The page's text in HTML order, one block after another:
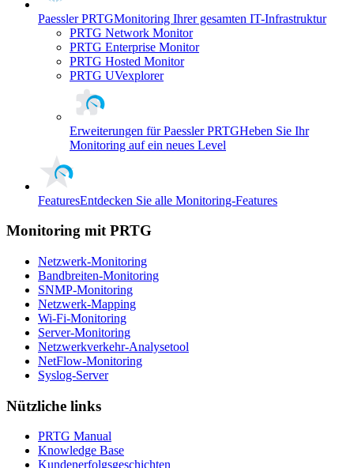
Paessler PRTGMonitoring Ihrer gesamten IT-Infrastruktur
PRTG Network Monitor
PRTG Enterprise Monitor
PRTG Hosted Monitor
PRTG UVexplorer
Erweiterungen für Paessler PRTGHeben Sie Ihr
Monitoring auf ein neues Level
FeaturesEntdecken Sie alle Monitoring-Features
Monitoring mit PRTG
Netzwerk-Monitoring
Bandbreiten-Monitoring
SNMP-Monitoring
Netzwerk-Mapping
Wi-Fi-Monitoring
Server-Monitoring
Netzwerkverkehr-Analysetool
NetFlow-Monitoring
Syslog-Server
Nützliche links
PRTG Manual
Knowledge Base
Kundenerfolgsgeschichten